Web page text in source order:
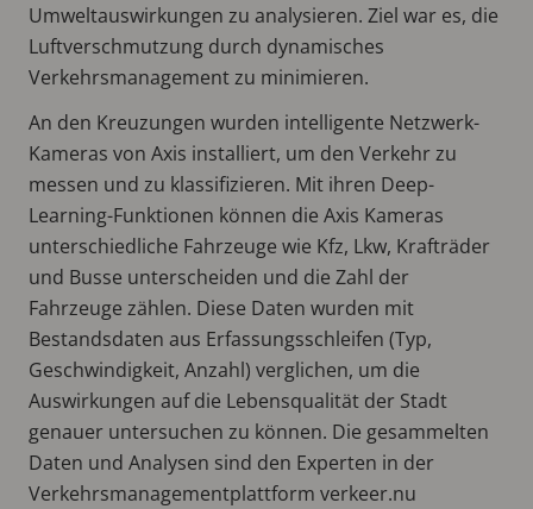
Umweltauswirkungen zu analysieren. Ziel war es, die
Luftverschmutzung durch dynamisches
Verkehrsmanagement zu minimieren.
An den Kreuzungen wurden intelligente Netzwerk-
Kameras von Axis installiert, um den Verkehr zu
messen und zu klassifizieren. Mit ihren Deep-
Learning-Funktionen können die Axis Kameras
unterschiedliche Fahrzeuge wie Kfz, Lkw, Krafträder
und Busse unterscheiden und die Zahl der
Fahrzeuge zählen. Diese Daten wurden mit
Bestandsdaten aus Erfassungsschleifen (Typ,
Geschwindigkeit, Anzahl) verglichen, um die
Auswirkungen auf die Lebensqualität der Stadt
genauer untersuchen zu können. Die gesammelten
Daten und Analysen sind den Experten in der
Verkehrsmanagementplattform verkeer.nu